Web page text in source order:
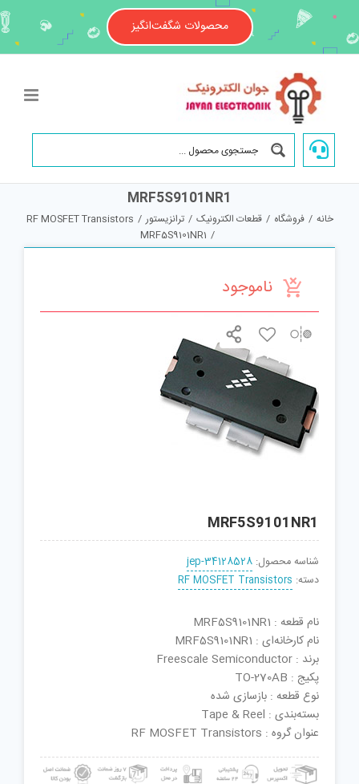
content
محصولات شگفت‌انگیز
MRF5S9101NR1
خانه / فروشگاه / قطعات الکترونیک / ترانزیستور /
RF MOSFET Transistors
/
MRF5S9101NR1
ناموجود
MRF5S9101NR1
شناسه محصول: jep-34128528
دسته: RF MOSFET Transistors
نام قطعه : MRF5S9101NR1
نام کارخانه‌ای : MRF5S9101NR1
برند : Freescale Semiconductor
پکیج : TO-270AB
نوع قطعه : بازسازی شده
بسته‌بندی : Tape & Reel
عنوان گروه : RF MOSFET Transistors